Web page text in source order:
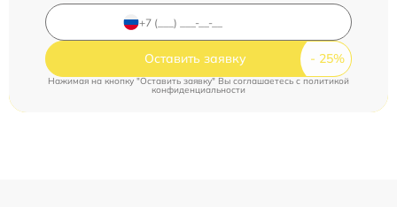
Оставить заявку
Нажимая на кнопку "Оставить заявку" Вы соглашаетесь cполитикой
конфиденциальности